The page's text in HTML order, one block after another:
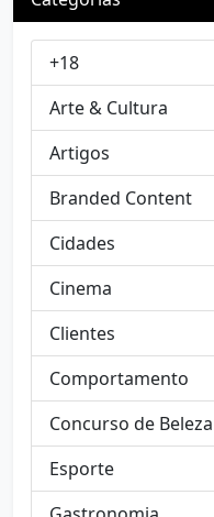
+18
Arte & Cultura
Artigos
Branded Content
Cidades
Cinema
Clientes
Comportamento
Concurso de Beleza
Esporte